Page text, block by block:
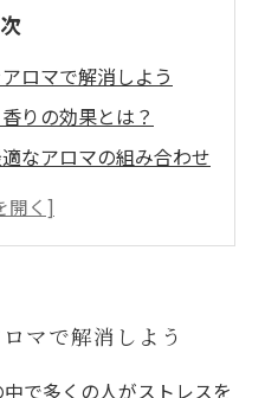
ロマで解消しよう
りの効果とは？
なアロマの組み合わせ
り入れる方法
マで解消しよう
で多くの人がストレスを